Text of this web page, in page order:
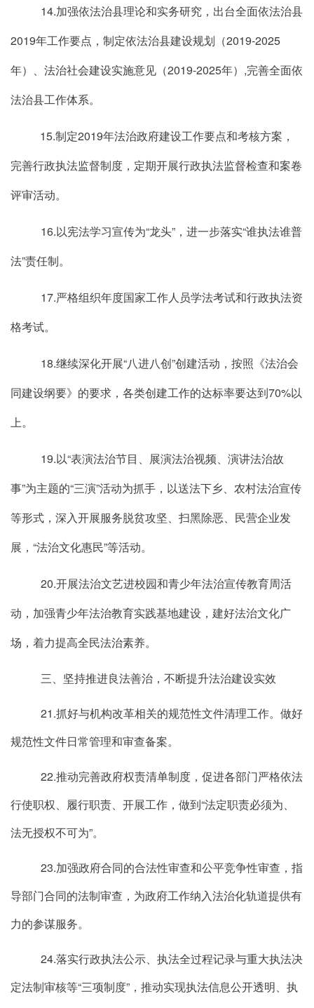
14.加强依法治县理论和实务研究，出台全面依法治县
2019年工作要点，制定依法治县建设规划（2019-2025
年）、法治社会建设实施意见（2019-2025年）,完善全面依
法治县工作体系。
15.制定2019年法治政府建设工作要点和考核方案，
完善行政执法监督制度，定期开展行政执法监督检查和案卷
评审活动。
16.以宪法学习宣传为“龙头”，进一步落实“谁执法谁普
法”责任制。
17.严格组织年度国家工作人员学法考试和行政执法资
格考试。
18.继续深化开展“八进八创”创建活动，按照《法治会
同建设纲要》的要求，各类创建工作的达标率要达到70%以
上。
19.以“表演法治节目、展演法治视频、演讲法治故
事”为主题的“三演”活动为抓手，以送法下乡、农村法治宣传
等形式，深入开展服务脱贫攻坚、扫黑除恶、民营企业发
展，“法治文化惠民”等活动。
20.开展法治文艺进校园和青少年法治宣传教育周活
动，加强青少年法治教育实践基地建设，建好法治文化广
场，着力提高全民法治素养。
三、坚持推进良法善治，不断提升法治建设实效
21.抓好与机构改革相关的规范性文件清理工作。做好
规范性文件日常管理和审查备案。
22.推动完善政府权责清单制度，促进各部门严格依法
行使职权、履行职责、开展工作，做到“法定职责必须为、
法无授权不可为”。
23.加强政府合同的合法性审查和公平竞争性审查，指
导部门合同的法制审查，为政府工作纳入法治化轨道提供有
力的参谋服务。
24.落实行政执法公示、执法全过程记录与重大执法决
定法制审核等“三项制度”，推动实现执法信息公开透明、执